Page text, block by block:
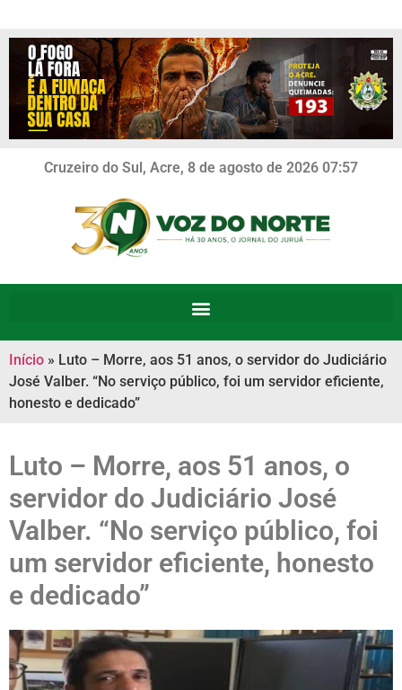
Cruzeiro do Sul, Acre, 8 de agosto de 2026 07:57
Início » Luto – Morre, aos 51 anos, o servidor do Judiciário
José Valber. “No serviço público, foi um servidor eficiente,
honesto e dedicado”
Luto – Morre, aos 51 anos, o
servidor do Judiciário José
Valber. “No serviço público, foi
um servidor eficiente, honesto
e dedicado”